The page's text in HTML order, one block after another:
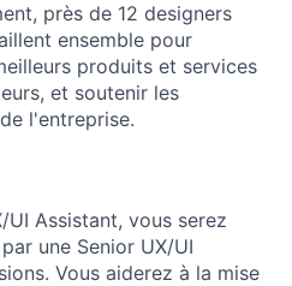
près de 12 designers
ensemble pour
produits et services
et soutenir les
l'entreprise.
UI Assistant, vous serez
une Senior UX/UI
Vous aiderez à la mise